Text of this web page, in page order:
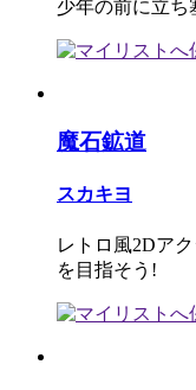
少年の前に立ち
魔石鉱道
スカキヨ
レトロ風2Dア
を目指そう!